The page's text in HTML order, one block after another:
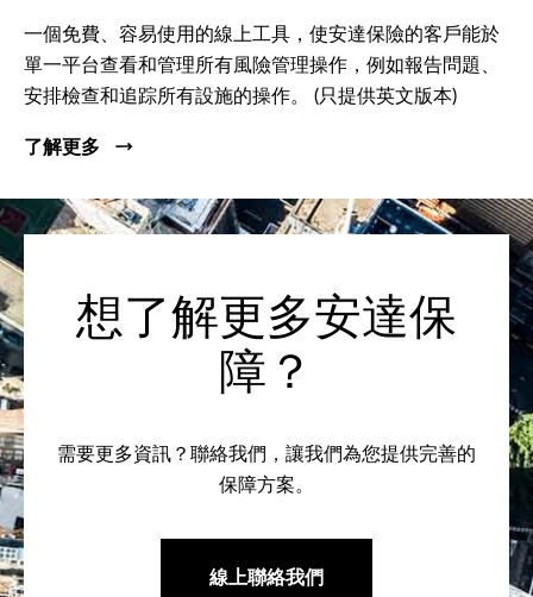
一個免費、容易使用的線上工具，使安達保險的客戶能於
單一平台查看和管理所有風險管理操作，例如報告問題、
安排檢查和追踪所有設施的操作。 (只提供英文版本)
了解更多
想了解更多安達保
障？
需要更多資訊？聯絡我們，讓我們為您提供完善的
保障方案。
線上聯絡我們